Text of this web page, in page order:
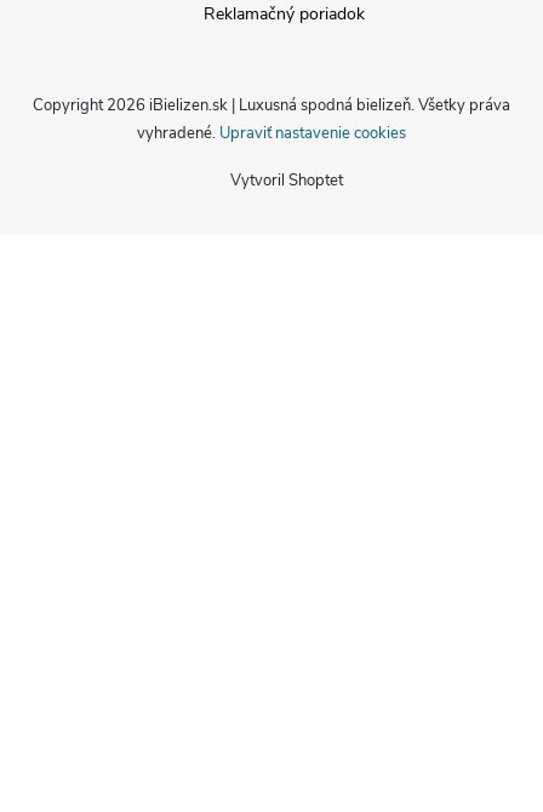
Reklamačný poriadok
Vytvoril Shoptet
Copyright 2026 iBielizen.sk | Luxusná spodná bielizeň. Všetky práva
vyhradené. Upraviť nastavenie cookies